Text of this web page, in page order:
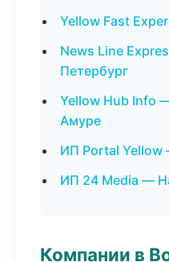
Yellow Fast
News Line
Петербург
Yellow Hub Info
Амуре
ИП Portal
ИП 24 Media —
Компании в